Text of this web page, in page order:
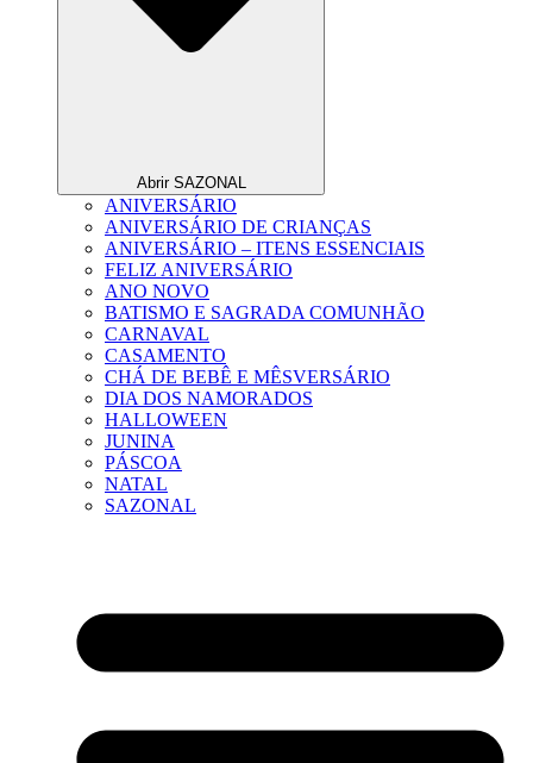
Abrir SAZONAL
ANIVERSÁRIO
ANIVERSÁRIO DE CRIANÇAS
ANIVERSÁRIO – ITENS ESSENCIAIS
FELIZ ANIVERSÁRIO
ANO NOVO
BATISMO E SAGRADA COMUNHÃO
CARNAVAL
CASAMENTO
CHÁ DE BEBÊ E MÊSVERSÁRIO
DIA DOS NAMORADOS
HALLOWEEN
JUNINA
PÁSCOA
NATAL
SAZONAL